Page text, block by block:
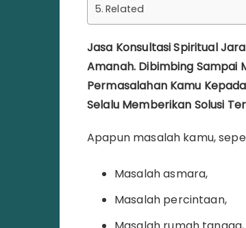
Related
Jasa Konsultasi Spiritual
Amanah. Dibimbing Sampai
Permasalahan Kamu
Selalu Memberikan Solusi
Apapun masalah kamu,
Masalah asmara,
Masalah percintaan,